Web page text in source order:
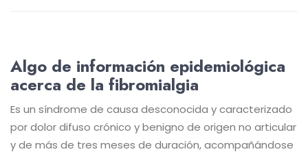
Algo de información epidemiológica
acerca de la fibromialgia
Es un síndrome de causa desconocida y caracterizado
por dolor difuso crónico y benigno de origen no articular
y de más de tres meses de duración, acompañándose